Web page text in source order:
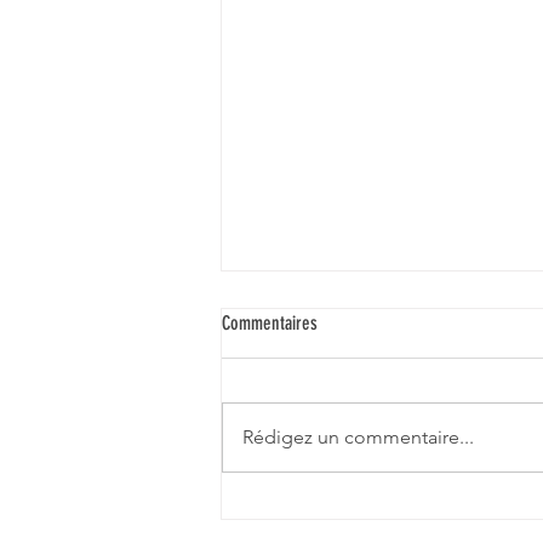
Juin 2026 - chaud chaud chaud
Commentaires
Rédigez un commentaire...